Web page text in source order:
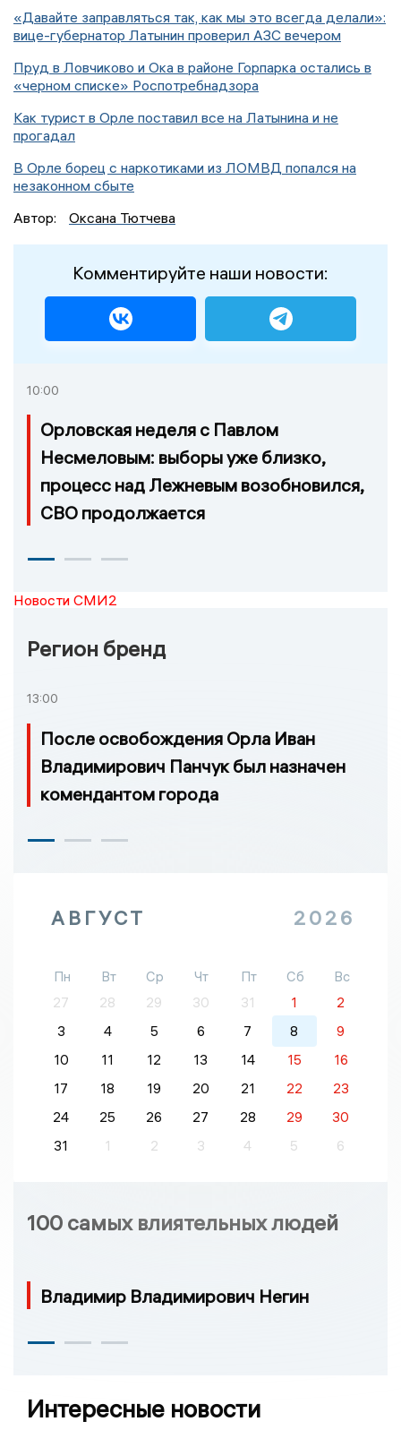
«Давайте заправляться так, как мы это всегда делали»:
вице-губернатор Латынин проверил АЗС вечером
Пруд в Ловчиково и Ока в районе Горпарка остались в
«черном списке» Роспотребнадзора
Как турист в Орле поставил все на Латынина и не
прогадал
В Орле борец с наркотиками из ЛОМВД попался на
незаконном сбыте
Автор:
Оксана Тютчева
Комментируйте наши новости:
10:00
Орловская неделя с Павлом
Несмеловым: выборы уже близко,
процесс над Лежневым возобновился,
СВО продолжается
Новости СМИ2
Регион бренд
13:00
После освобождения Орла Иван
Владимирович Панчук был назначен
комендантом города
АВГУСТ 2026
Пн Вт Ср Чт Пт Сб
Вс
27
28 29 30 31 1
2
3
4 5 6 7 8
9
10
11 12 13 14 15
16
17
18 19 20 21 22
23
24
25 26 27 28 29
30
31
1 2 3 4 5 6
100 самых влиятельных людей
Владимир Владимирович Негин
Интересные новости